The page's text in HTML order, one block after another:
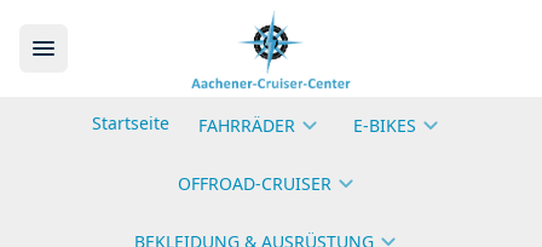
Startseite FAHRRÄDER E-BIKES
OFFROAD-CRUISER
BEKLEIDUNG & AUSRÜSTUNG